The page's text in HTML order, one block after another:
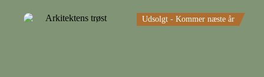
Udsolgt - Kommer næste år